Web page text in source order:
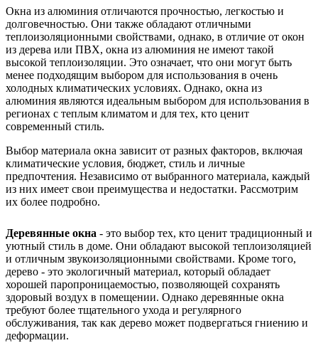
Окна из алюминия отличаются прочностью, легкостью и
долговечностью. Они также обладают отличными
теплоизоляционными свойствами, однако, в отличие от окон
из дерева или ПВХ, окна из алюминия не имеют такой
высокой теплоизоляции. Это означает, что они могут быть
менее подходящим выбором для использования в очень
холодных климатических условиях. Однако, окна из
алюминия являются идеальным выбором для использования в
регионах с теплым климатом и для тех, кто ценит
современный стиль.
Выбор материала окна зависит от разных факторов, включая
климатические условия, бюджет, стиль и личные
предпочтения. Независимо от выбранного материала, каждый
из них имеет свои преимущества и недостатки. Рассмотрим
их более подробно.
Деревянные окна - это выбор тех, кто ценит традиционный и
уютный стиль в доме. Они обладают высокой теплоизоляцией
и отличным звукоизоляционными свойствами. Кроме того,
дерево - это экологичный материал, который обладает
хорошей паропроницаемостью, позволяющей сохранять
здоровый воздух в помещении. Однако деревянные окна
требуют более тщательного ухода и регулярного
обслуживания, так как дерево может подвергаться гниению и
деформации.